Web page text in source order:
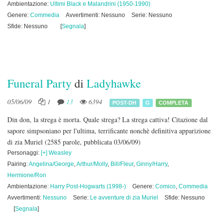
Ambientazione: Ultimi Black e Malandrini (1950-1990)
Genere: Commedia Avvertimenti: Nessuno
Serie: Nessuno
Sfide: Nessuno
[Segnala]
Funeral Partydi Ladyhawke
05/06/09 1 13 6394 POST-DH G COMPLETA
Din don, la strega è morta. Quale strega? La strega cattiva! Citazione dal
sapore simpsoniano per l'ultima, terrificante nonchè definitiva apparizione
di zia Muriel (2585 parole, pubblicata 03/06/09)
Personaggi: [+] Weasley
Pairing:Angelina/George,Arthur/Molly, Bill/Fleur, Ginny/Harry,
Hermione/Ron
Ambientazione: Harry Post-Hogwarts (1998-) Genere: Comico, Commedia
Avvertimenti: Nessuno Serie: Le avventure di zia Muriel
Sfide: Nessuno
[Segnala]